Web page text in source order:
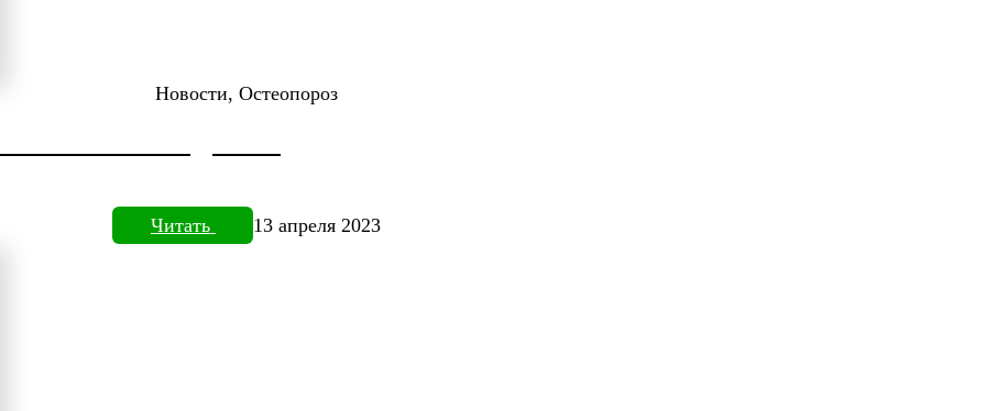
Новости, Остеопороз
Читать 13 апреля 2023